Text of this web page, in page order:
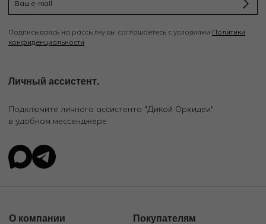
Подписываясь на рассылку вы соглашаетесь с условиями Политики
конфиденциальности
Личный ассистент.
Подключите личного ассистента "Дикой Орхидеи"
в удобном мессенджере
О компании Покупателям